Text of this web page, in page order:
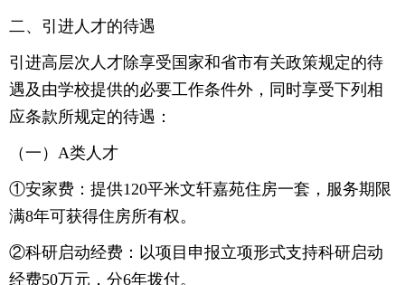
二、引进人才的待遇
引进高层次人才除享受国家和省市有关政策规定的待
遇及由学校提供的必要工作条件外，同时享受下列相
应条款所规定的待遇：
（一）A类人才
①安家费：提供120平米文轩嘉苑住房一套，服务期限
满8年可获得住房所有权。
②科研启动经费：以项目申报立项形式支持科研启动
经费50万元，分6年拨付。